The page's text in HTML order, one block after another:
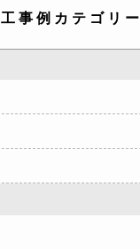
事例カテゴリー